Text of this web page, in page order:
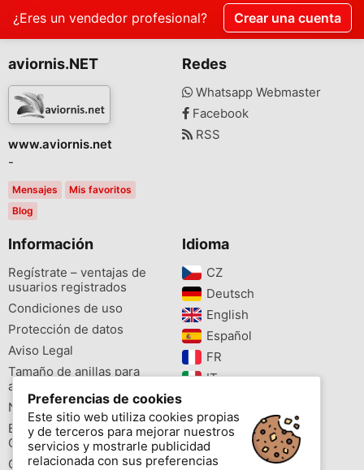
¿Eres un vendedor profesional? Crear una cuenta
aviornis.NET
www.aviornis.net
-
Mensajes
Mis favoritos
Blog
Redes
Whatsapp Webmaster
Facebook
RSS
Información
Regístrate – ventajas de
usuarios registrados
Condiciones de uso
Protección de datos
Aviso Legal
Tamaño de anillas para
aves
Newsletter
Buscador de especies
Cites
Colores de las anillas
Idioma
CZ‎
Deutsch‎
English‎
Español‎
FR‎
IT‎
PL‎
PT‎
Preferencias de cookies
Este sitio web utiliza cookies propias
y de terceros para mejorar nuestros
servicios y mostrarle publicidad
relacionada con sus preferencias